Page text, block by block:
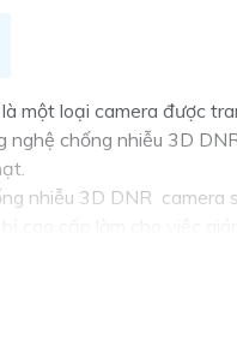
một loại camera được
nghệ chống nhiễu 3D
nhiễu 3D DNR camera